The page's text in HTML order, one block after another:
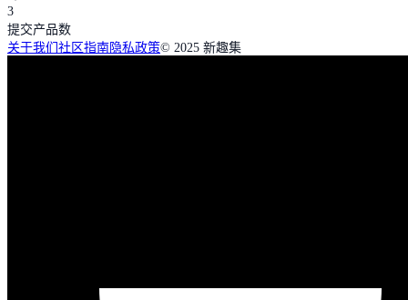
3
提交产品数
关于我们 社区指南隐私政策© 2025 新趣集